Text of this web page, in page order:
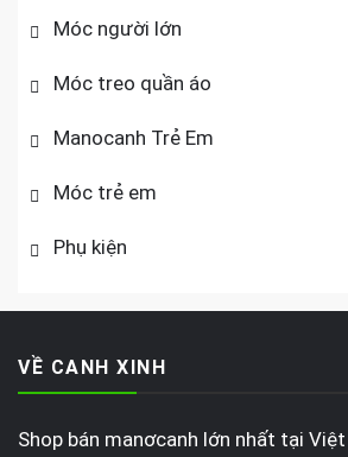
Móc người lớn
Móc treo quần áo
Manocanh Trẻ Em
Móc trẻ em
Phụ kiện
VỀ CANH XINH
Shop bán manơcanh lớn nhất tại